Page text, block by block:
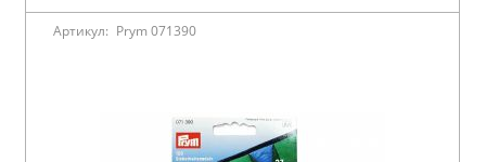
Артикул: Prym 071390